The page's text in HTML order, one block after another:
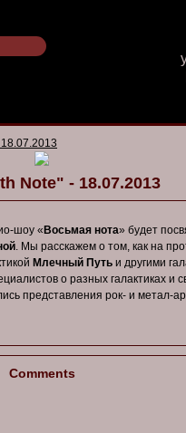
Note" - 18.07.2013
шоу « Восьмая нота» будет
. Мы расскажем о том, как на
Млечный Путь и другими
о разных галактиках и
представления рок- и метал-
Comments